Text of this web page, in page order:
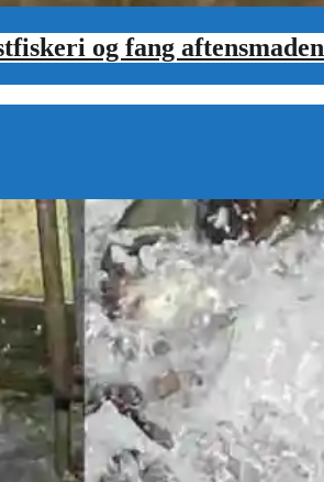
og fang aftensmaden